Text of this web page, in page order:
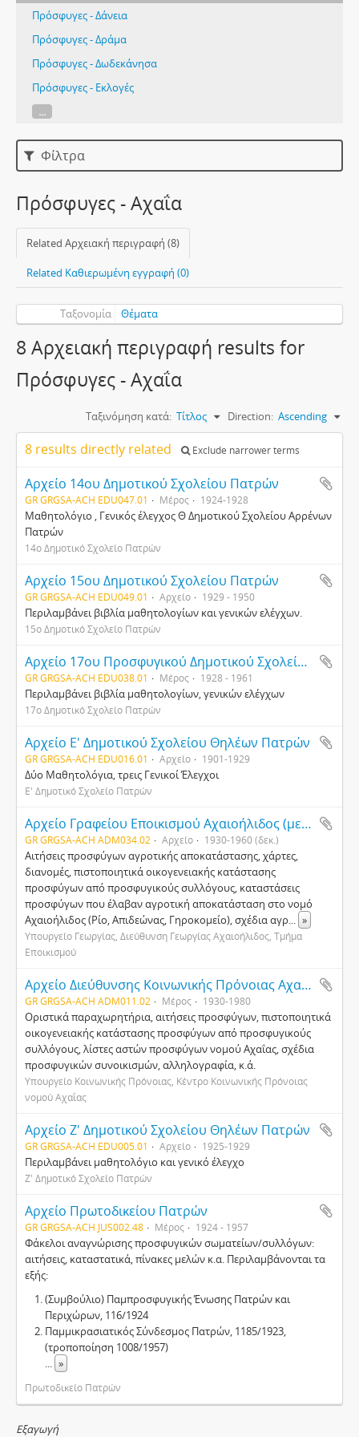
Πρόσφυγες - Δάνεια
Πρόσφυγες - Δράμα
Πρόσφυγες - Δωδεκάνησα
Πρόσφυγες - Εκλογές
...
Φίλτρα
Πρόσφυγες - Αχαΐα
Related Αρχειακή περιγραφή (8)
Related Καθιερωμένη εγγραφή (0)
Ταξονομία Θέματα
8 Αρχειακή περιγραφή results for
Πρόσφυγες - Αχαΐα
Ταξινόμηση κατά: Τίτλος Direction: Ascending
8 results directly related Exclude narrower terms
Αρχείο 14ου Δημοτικού Σχολείου Πατρών
GR GRGSA-ACH EDU047.01 Μέρος 1924-1928
Μαθητολόγιο , Γενικός έλεγχος Θ Δημοτικού Σχολείου Αρρένων
Πατρών
14ο Δημοτικό Σχολείο Πατρών
Αρχείο 15ου Δημοτικού Σχολείου Πατρών
GR GRGSA-ACH EDU049.01 Αρχείο 1929 - 1950
Περιλαμβάνει βιβλία μαθητολογίων και γενικών ελέγχων.
15ο Δημοτικό Σχολείο Πατρών
Αρχείο 17ου Προσφυγικού Δημοτικού Σχολείου Πατρών
GR GRGSA-ACH EDU038.01 Μέρος 1928 - 1961
Περιλαμβάνει βιβλία μαθητολογίων, γενικών ελέγχων
17ο Δημοτικό Σχολείο Πατρών
Αρχείο E' Δημοτικού Σχολείου Θηλέων Πατρών
GR GRGSA-ACH EDU016.01 Αρχείο 1901-1929
Δύο Μαθητολόγια, τρεις Γενικοί Έλεγχοι
Ε' Δημοτικό Σχολείο Πατρών
Αρχείο Γραφείου Εποικισμού Αχαιοήλιδος (μετέπειτα εποικιστικό αρχείο Υπουργείου Αγροτικής Ανάπτυξης & Τροφίμων)
GR GRGSA-ACH ADM034.02 Αρχείο 1930-1960 (δεκ.)
Αιτήσεις προσφύγων αγροτικής αποκατάστασης, χάρτες,
διανομές, πιστοποιητικά οικογενειακής κατάστασης
προσφύγων από προσφυγικούς συλλόγους, καταστάσεις
προσφύγων που έλαβαν αγροτική αποκατάσταση στο νομό
Αχαιοήλιδος (Ρίο, Απιδεώνας, Γηροκομείο), σχέδια αγρ... »
Υπουργείο Γεωργίας, Διεύθυνση Γεωργίας Αχαιοήλιδος, Τμήμα
Εποικισμού
Αρχείο Διεύθυνσης Κοινωνικής Πρόνοιας Αχαΐας
GR GRGSA-ACH ADM011.02 Μέρος 1930-1980
Οριστικά παραχωρητήρια, αιτήσεις προσφύγων, πιστοποιητικά
οικογενειακής κατάστασης προσφύγων από προσφυγικούς
συλλόγους, λίστες αστών προσφύγων νομού Αχαΐας, σχέδια
προσφυγικών συνοικισμών, αλληλογραφία, κ.ά.
Υπουργείο Κοινωνικής Πρόνοιας, Κέντρο Κοινωνικής Πρόνοιας
νομού Αχαΐας
Αρχείο Ζ' Δημοτικού Σχολείου Θηλέων Πατρών
GR GRGSA-ACH EDU005.01 Αρχείο 1925-1929
Περιλαμβάνει μαθητολόγιο και γενικό έλεγχο
Ζ' Δημοτικό Σχολείο Πατρών
Αρχείο Πρωτοδικείου Πατρών
GR GRGSA-ACH JUS002.48 Μέρος 1924 - 1957
Φάκελοι αναγνώρισης προσφυγικών σωματείων/συλλόγων:
αιτήσεις, καταστατικά, πίνακες μελών κ.α. Περιλαμβάνονται τα
εξής:
(Συμβούλιο) Παμπροσφυγικής Ένωσης Πατρών και
Περιχώρων, 116/1924
Παμμικρασιατικός Σύνδεσμος Πατρών, 1185/1923,
(τροποποίηση 1008/1957)
... »
Πρωτοδικείο Πατρών
Εξαγωγή